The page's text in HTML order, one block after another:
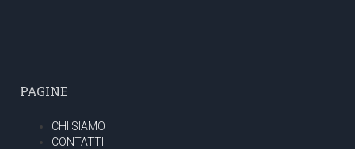
PAGINE
CHI SIAMO
CONTATTI